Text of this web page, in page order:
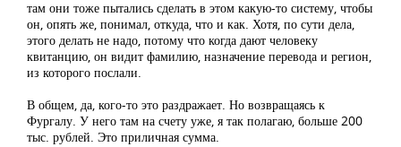
там они тоже пытались сделать в этом какую-то систему, чтобы
он, опять же, понимал, откуда, что и как. Хотя, по сути дела,
этого делать не надо, потому что когда дают человеку
квитанцию, он видит фамилию, назначение перевода и регион,
из которого послали.
В общем, да, кого-то это раздражает. Но возвращаясь к
Фургалу. У него там на счету уже, я так полагаю, больше 200
тыс. рублей. Это приличная сумма.